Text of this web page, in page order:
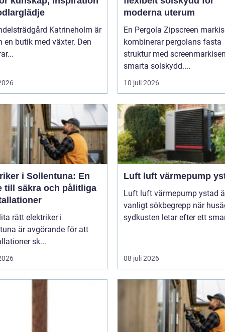
Katrineholm är
en butik med växter. Den
moderna uterum
En Pergola Zipscreen markis
kombinerar pergolans fasta
struktur med
smarta solskydd....
10 juli 2026
i Sollentuna: En
till säkra och pålitliga
rätt elektriker i
är avgörande för att
sk...
Luft luft värmepump
Luft luft värmepump ystad
vanligt sökbegrepp när
sydkusten letar efter ett
08 juli 2026